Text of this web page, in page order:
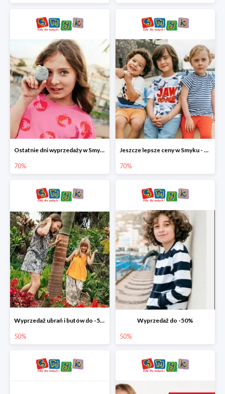
Ostatnie dni wyprzedaży w Smyku - ubrania i buty do -70%
70%
Jeszcze lepsze ceny w Smyku - ubrania i buty do -70%
70%
Wyprzedaż ubrań i butów do -50%
50%
Wyprzedaż do -50%
50%